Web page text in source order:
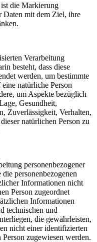
die Markierung
Daten mit dem Ziel, ihre
Verarbeitung
besteht, dass diese
werden, um bestimmte
natürliche Person
um Aspekte bezüglich
Gesundheit,
Zuverlässigkeit, Verhalten,
natürlichen Person zu
personenbezogener
personenbezogenen
Informationen nicht
Person zugeordnet
Informationen
technischen und
die gewährleisten,
nicht einer identifizierten
zugewiesen werden.